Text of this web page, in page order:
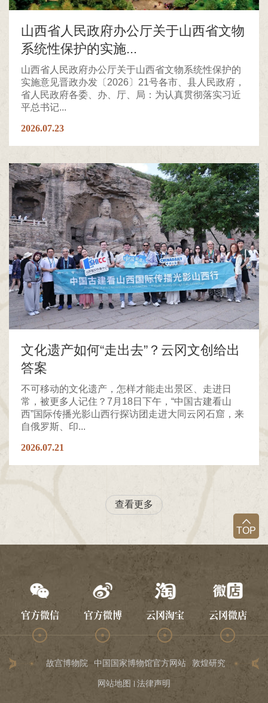
TOP
山西省人民政府办公厅关于山西省文物
系统性保护的实施...
山西省人民政府办公厅关于山西省文物系统性保护的
实施意见晋政办发〔2026〕21号各市、县人民政府，
省人民政府各委、办、厅、局：为认真贯彻落实习近
平总书记...
2026.07.23
文化遗产如何“走出去”？云冈文创给出
答案
不可移动的文化遗产，怎样才能走出景区、走进日
常，被更多人记住？7月18日下午，“中国古建看山
西”国际传播光影山西行探访团走进大同云冈石窟，来
自俄罗斯、印...
2026.07.21
查看更多
官方微信 官方微博 云冈淘宝 云冈微店
故宫博物院 中国国家博物馆官方网站 敦煌研究院 龙门石
网站地图 法律声明